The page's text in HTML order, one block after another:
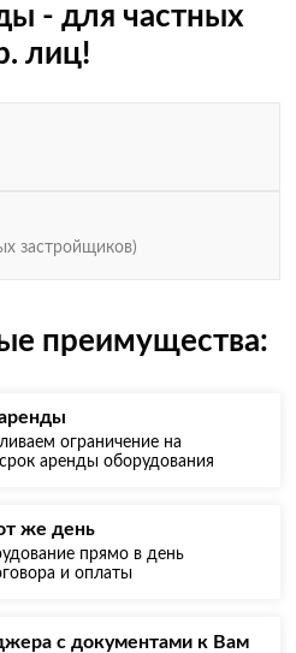
- для частных
лиц!
застройщиков)
преимущества:
ограничение на
аренды оборудования
же день
прямо в день
и оплаты
с документами к Вам